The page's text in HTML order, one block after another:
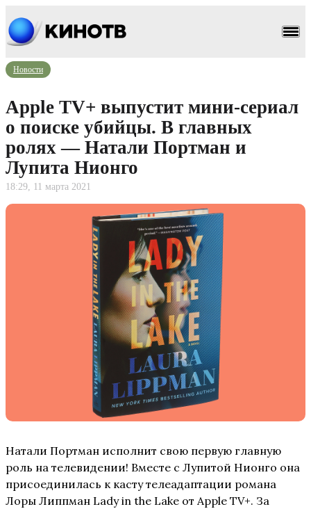
Новости
Apple TV+ выпустит мини-сериал
о поиске убийцы. В главных
ролях — Натали Портман и
Лупита Нионго
18:29, 11 марта 2021
Натали Портман исполнит свою первую главную
роль на телевидении! Вместе с Лупитой Нионго она
присоединилась к касту телеадаптации романа
Лоры Липпман Lady in the Lake от Apple TV+. За